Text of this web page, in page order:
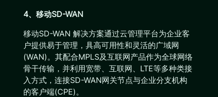
4、移动SD-WAN
移动SD-WAN 解决方案通过云管理平台为企业客
户提供易于管理，具高可用性和灵活的广域网
(WAN)。其配合MPLS及互联网产品作为全球网络
骨干传输，并利用宽带、互联网、LTE等多种类接
入方式，连接SD-WAN网关节点与企业分支机构
的客户端(CPE)。